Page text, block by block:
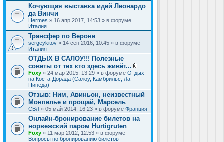
Кочующая выставка идей Леонардо
да Винчи
Hermes » 16 апр 2017, 14:53 » в форуме
Италия
Трансфер по Вероне
sergeykitov » 14 сен 2016, 10:45 » в форуме
Италия
ОТДЫХ В САЛОУ!!! Полезные
советы от тех кто здесь живёт...
В
л
ж
е
и
я
Foxy » 24 мар 2015, 13:29 » в форуме Отдых
на Коста-Дорада (Салоу, Камбрильс, Ла-
Пинеда)
Отзыв: Ним, Авиньон, неизвестный
Монпелье и прощай, Марсель
СВЛ » 05 май 2014, 16:23 » в форуме Франция
Онлайн-бронирование билетов на
норвежский паром Hurtigruten
Foxy » 11 мар 2012, 12:53 » в форуме
Вопросы по бронированию билетов